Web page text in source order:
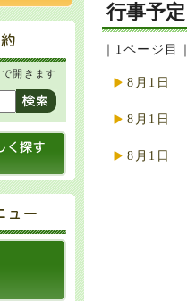
開きます
行事予定
｜1ページ目｜
8月1日
8月1日
8月1日